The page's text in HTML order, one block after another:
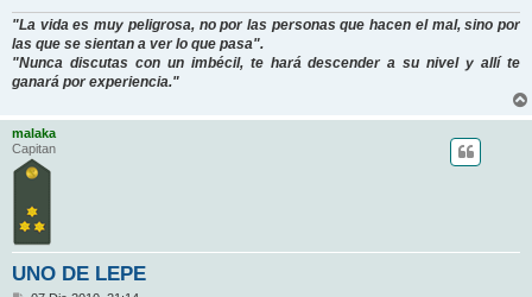
"La vida es muy peligrosa, no por las personas que hacen el mal, sino por
las que se sientan a ver lo que pasa".
"Nunca discutas con un imbécil, te hará descender a su nivel y allí te
ganará por experiencia."
malaka
Capitan
UNO DE LEPE